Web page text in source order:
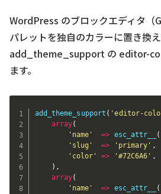
WordPress のブロックエディタ（
パレットを独自のカラーに置き換
add_theme_support の editor-
ます。
add_theme_support ( 'editor-
array(
'name'
=> esc_attr__ (
'slug'
=> 'primary' ,
'color'
=> '#72C6A6' ,
) ,
array(
'name'
=> esc_attr__ (